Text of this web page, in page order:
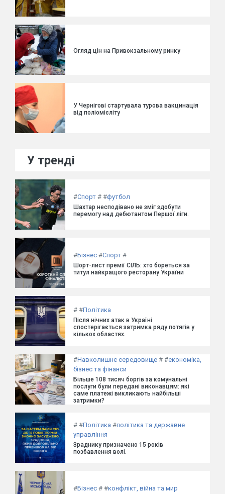
Огляд цін на Привокзальному ринку
У Чернігові стартувала турова вакцинація
від поліомієліту
У тренді
#Спорт # #футбол
Шахтар несподівано не зміг здобути
перемогу над дебютантом Першої ліги.
#Бізнес #Спорт #
Шорт-лист премії СІЛЬ: хто бореться за
титул найкращого ресторану України
# #Політика
Після нічних атак в Україні
спостерігається затримка ряду потягів у
кількох областях.
#Навколишнє середовище # #економіка,
бізнес та фінанси
Більше 108 тисяч боргів за комунальні
послуги були передані виконавцям: які
саме платежі викликають найбільші
затримки?
# #Політика #політика та державне
управління
Зраднику призначено 15 років
позбавлення волі.
#Бізнес # #конфлікт, війна та мир